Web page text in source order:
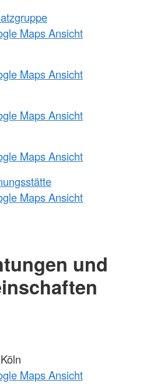
Maps Ansicht
Maps Ansicht
Maps Ansicht
Maps Ansicht
Maps Ansicht
und
Maps Ansicht